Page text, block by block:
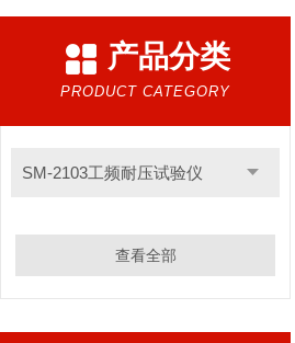
产品分类
PRODUCT CATEGORY
SM-2103工频耐压试验仪
查看全部